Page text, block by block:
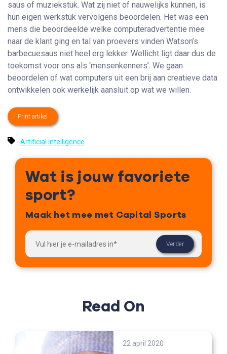
saus of muziekstuk. Wat zij niet of nauwelijks kunnen, is
hun eigen werkstuk vervolgens beoordelen. Het was een
mens die beoordeelde welke computeradvertentie mee
naar de klant ging en tal van proevers vinden Watson’s
barbecuesaus niet heel erg lekker. Wellicht ligt daar dus de
toekomst voor ons als ‘mensenkenners’. We gaan
beoordelen of wat computers uit een brij aan creatieve data
ontwikkelen ook werkelijk aansluit op wat we willen.
Print artikel
Artificial intelligence
Wat is jouw favoriete
sport?
Maak het mee met Capital Sports
Read On
22 april 2020